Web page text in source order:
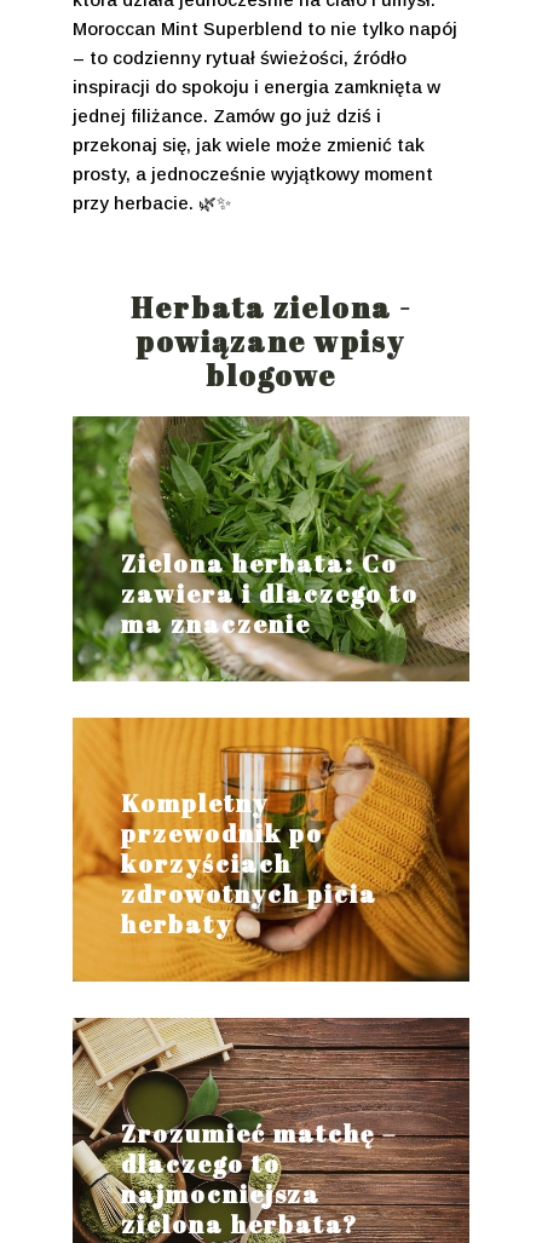
Moroccan Mint Superblend to nie tylko napój
– to codzienny rytuał świeżości, źródło
inspiracji do spokoju i energia zamknięta w
jednej filiżance. Zamów go już dziś i
przekonaj się, jak wiele może zmienić tak
prosty, a jednocześnie wyjątkowy moment
przy herbacie. 🌿✨
Herbata zielona -
powiązane wpisy
blogowe
Zielona herbata: Co
zawiera i dlaczego to
ma znaczenie
Kompletny
przewodnik po
korzyściach
zdrowotnych picia
herbaty
Zrozumieć matchę –
dlaczego to
najmocniejsza
zielona herbata?